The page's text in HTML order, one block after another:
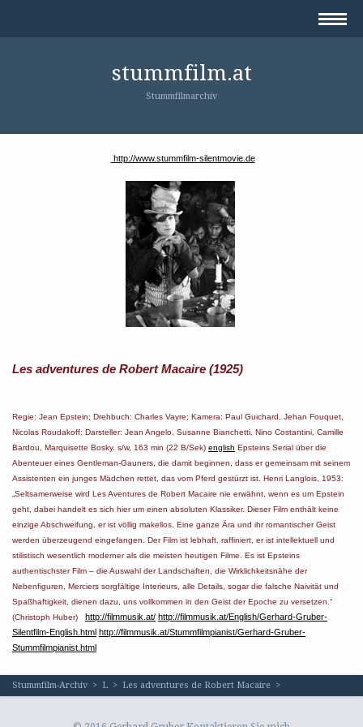
stummfilm.at
Stummfilmarchiv
http://www.stummfilm-silentmovie.de
Les adventures de Robert Macaire (1925)
Regie: Jean Epstein; Drehbuch: Charles Vayre; Kamera: Paul Guichard, Jehan Fouquet,
Nicolas Roudakoff; Darsteller: Jean Angelo, Susanne Bianchetti, Nino Costantini, Camille
Bardou, Marquisette Bosky. s/w, 163 min (22 B/Sek) english Epsteins Serial über die
Abenteuer eines Gentleman-Gauners, die damit beginnen, dass er gemeinsam mit seinem
Assistenten ein junges Mädchen rettet, das vom Pferd gestürzt ist. Henri Langlois, 1953:
„Seltsamerweise wird Les Aventures de Robert Macaire nie erwähnt, wenn es um Epstein
geht, dabei handelt es sich hier um einen absoluten Klassiker. Dieser Film enthält keine
einzige Abschweifung, er ist völlig makellos. Eine ganze Ära und ihr romantischer Geist
werden überzeugend eingefangen. Der Film ist lebhaft, raffiniert, er ist intellektuell und
stilistisch wesentlich moderner als die meisten heutigen Filme. Es ist Epsteins
authentischster Film – die Auswahl der Landschaften, die Wirklichkeitsnähe der
Nebenfiguren, Merciers sorgfältige Interieurs, alle Details, sogar die falsche Naivität und
Spaßhaftigkeit, dienen dazu, uns vollkommen in den Geist der Epoche zu versetzen.“
(Christoph Huber) http://filmmusik.at/ http://filmmusik.at/English/Gerhard-Gruber-
Silentfilm-English.html http://filmmusik.at/Stummfilmpianist/Gerhard-Gruber-
Stummfilmpianist.html
Stummfilm-Archiv > L > Les adventures de Robert Macaire >